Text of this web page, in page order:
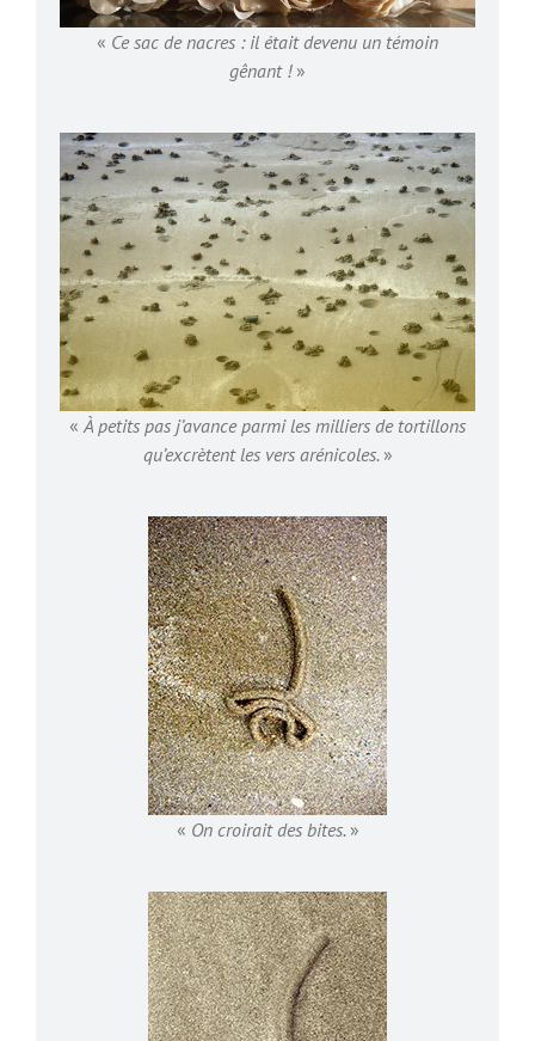
« Ce sac de nacres : il était devenu un témoin
gênant ! »
« À petits pas j’avance parmi les milliers de tortillons
qu’excrètent les vers arénicoles. »
« On croirait des bites. »